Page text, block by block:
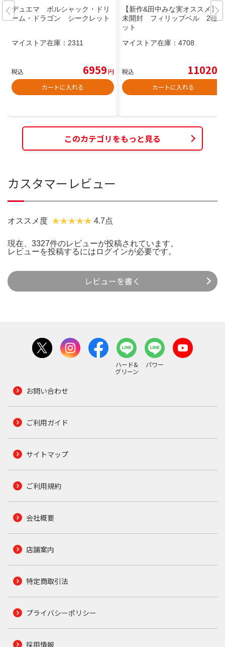
デュエマ ボルシャック・ドリ
ーム・ドラゴン シークレット
マイストア在庫： 2311
税込 6959円
カートに入れる
【新作&田中みな実オススメ】
未開封 フィリップベル 2種セ
ット
マイストア在庫： 4708
税込 11020
カートに入れる
このカテゴリをもっと見る
カスタマーレビュー
オススメ度 4.7点
現在、3327件のレビューが投稿されています。
レビューを投稿するには ログインが必要です。
レビューを書く
ハード&
グリーン
パワー
お問い合わせ
ご利用ガイド
サイトマップ
ご利用規約
会社概要
店舗案内
特定商取引法
プライバシーポリシー
採用情報